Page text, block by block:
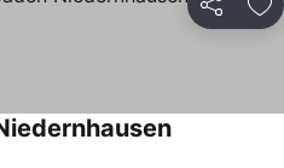
Sdílet
Ukázat ceny